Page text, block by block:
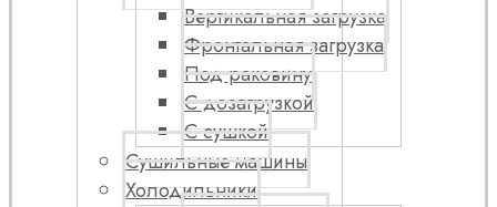
Вертикальная загрузка
Фронтальная загрузка
Под раковину
С дозагрузкой
С сушкой
Сушильные машины
Холодильники